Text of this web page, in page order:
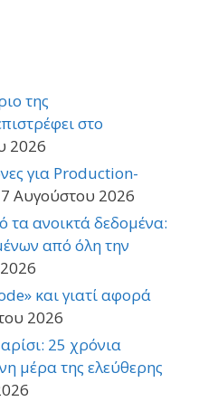
της
στο
2026
για Production-
7 Αυγούστου 2026
τα ανοικτά δεδομένα:
από όλη την
και γιατί αφορά
2026
25 χρόνια
μέρα της ελεύθερης